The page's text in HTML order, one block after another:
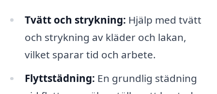
Tvätt och strykning: Hjälp med tvätt
och strykning av kläder och lakan,
vilket sparar tid och arbete.
Flyttstädning: En grundlig städning